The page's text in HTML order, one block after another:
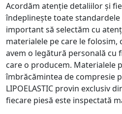
Acordăm atenție detaliilor și
îndeplinește toate
important să selectăm cu
materialele pe care le folosim,
avem o legătură personală cu
care o producem. Materialele
îmbrăcămintea de compresie
LIPOELASTIC provin exclusiv
fiecare piesă este inspectată